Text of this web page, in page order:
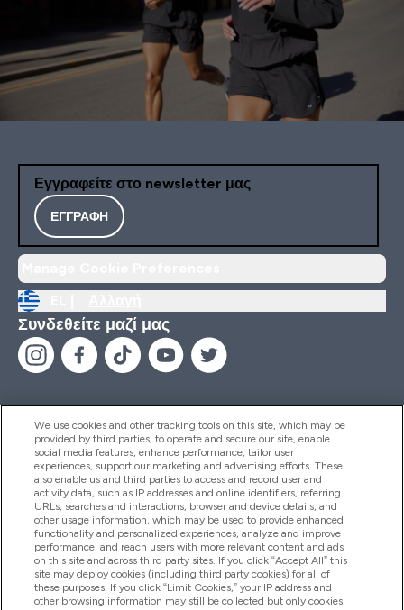
Εγγραφείτε στο newsletter μας
ΕΓΓΡΑΦΉ
Συνδεθείτε μαζί μας
Βοήθεια & Πληροφορίες
Προϊόντα
Εταιρικές Πληροφορίες
We use cookies and other tracking tools on this site, which may be
provided by third parties, to operate and secure our site, enable
social media features, enhance performance, tailor user
experiences, support our marketing and advertising efforts. These
also enable us and third parties to access and record user and
activity data, such as IP addresses and online identifiers, referring
URLs, searches and interactions, browser and device details, and
other usage information, which may be used to provide enhanced
functionality and personalized experiences, analyze and improve
performance, and reach users with more relevant content and ads
on this site and across third party sites. If you click “Accept All” this
site may deploy cookies (including third party cookies) for all of
these purposes. If you click “Limit Cookies,” your IP address and
other browsing information may still be collected but only cookies